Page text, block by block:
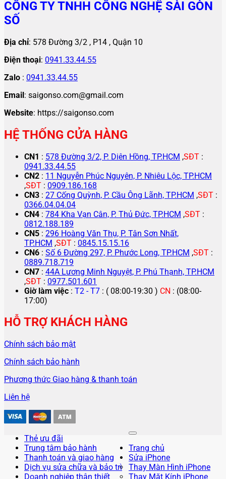
CÔNG TY TNHH CÔNG NGHỆ SÀI GÒN
SỐ
Địa chỉ: 578 Đường 3/2 , P14 , Quận 10
Điện thoại: 0941.33.44.55
Zalo : 0941.33.44.55
Email: saigonso.com@gmail.com
Website: https://saigonso.com
HỆ THỐNG CỬA HÀNG
CN1 : 578 Đường 3/2, P. Diên Hồng, TP.HCM ,SĐT :
0941.33.44.55
CN2 : 11 Nguyễn Phúc Nguyên, P. Nhiêu Lộc, TP.HCM
,SĐT : 0909.186.168
CN3 : 27 Cống Quỳnh, P. Cầu Ông Lãnh, TP.HCM ,SĐT :
0366.04.04.04
CN4 : 784 Kha Vạn Cân, P. Thủ Đức, TP.HCM ,SĐT :
0812.188.189
CN5 : 296 Hoàng Văn Thụ, P. Tân Sơn Nhất,
TP.HCM ,SĐT : 0845.15.15.16
CN6 : Số 6 Đường 297, P. Phước Long, TP.HCM ,SĐT :
0889.718.719
CN7 : 44A Lương Minh Nguyệt, P. Phú Thạnh, TP.HCM
,SĐT : 0977.501.601
Giờ làm việc : T2 - T7 : ( 08:00-19:30 ) CN : (08:00-
17:00)
HỖ TRỢ KHÁCH HÀNG
Chính sách bảo mật
Chính sách bảo hành
Phương thức Giao hàng & thanh toán
Liên hệ
Thẻ ưu đãi
Trung tâm bảo hành
Thanh toán và giao hàng
Dịch vụ sửa chữa và bảo trì
Doanh nghiệp thân thiết
Trang chủ
Sửa iPhone
Thay Màn Hình iPhone
Thay Mặt Kính iPhone